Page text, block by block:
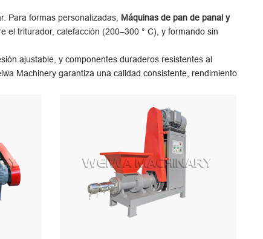
Para formas personalizadas, Máquinas de pan de panal y
el triturador, calefacción (200–300 ° C), y formando sin
ajustable, y componentes duraderos resistentes al
Machinery garantiza una calidad consistente, rendimiento